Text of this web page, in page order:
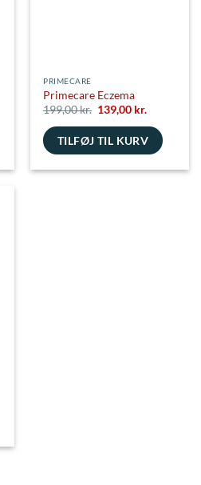
kr..
PRIMECARE
Primecare Eczema
199,00kr. Den
oprindelige
pris
var:
139,00 kr.
pris
er:
139,00 kr..
TILFØJ TIL KURV
kr..